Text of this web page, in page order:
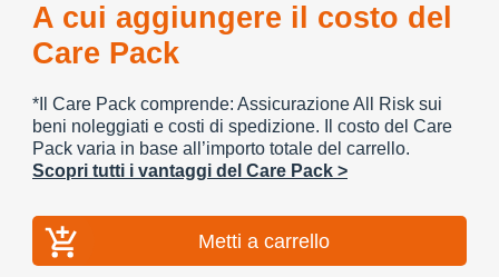
A cui aggiungere il costo del
Care Pack
*Il Care Pack comprende: Assicurazione All Risk sui
beni noleggiati e costi di spedizione. Il costo del Care
Pack varia in base all’importo totale del carrello.
Scopri tutti i vantaggi del Care Pack >
Metti a carrello